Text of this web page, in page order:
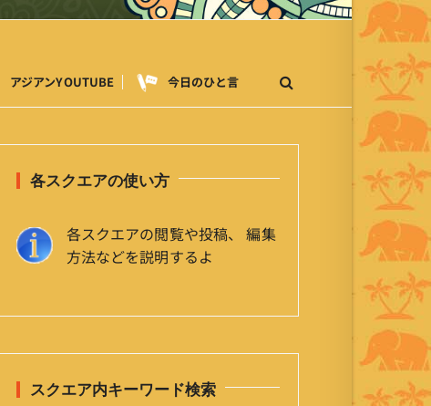
アジアンYOUTUBE 今日のひと言
各スクエアの使い方
各スクエアの閲覧や投稿、 編集
方法などを説明するよ
スクエア内キーワード検索